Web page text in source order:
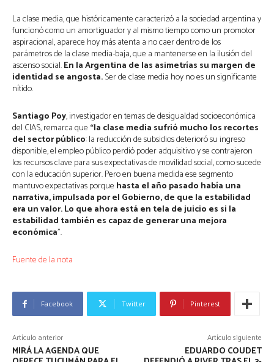
La clase media, que históricamente caracterizó a la sociedad argentina y
funcionó como un amortiguador y al mismo tiempo como un promotor
aspiracional, aparece hoy más atenta a no caer dentro de los
parámetros de la clase media-baja, que a mantenerse en la ilusión del
ascenso social.En la Argentina de las asimetrías su margen de
identidad se angosta.Ser de clase media hoy no es un significante
nítido.
Santiago Poy, investigador en temas de desigualdad socioeconómica
del CIAS, remarca que “la clase media sufrió mucho los recortes
del sector público: la reducción de subsidios deterioró su ingreso
disponible, el empleo público perdió poder adquisitivo y se contrajeron
los recursos clave para sus expectativas de movilidad social, como sucede
con la educación superior. Pero en buena medida ese segmento
mantuvo expectativas porque hasta el año pasado había una
narrativa, impulsada por el Gobierno, de que la estabilidad
era un valor. Lo que ahora está en tela de juicio es si la
estabilidad también es capaz de generar una mejora
económica”.
Fuente de la nota
Facebook Twitter Pinterest
Artículo anterior
MIRÁ LA AGENDA QUE
Artículo siguiente
EDUARDO COUDET